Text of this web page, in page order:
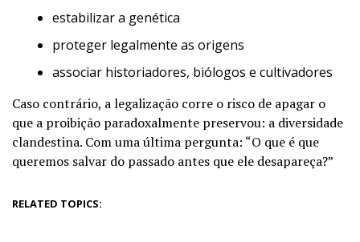
estabilizar a genética
proteger legalmente as origens
associar historiadores, biólogos e cultivadores
Caso contrário, a legalização corre o risco de apagar o
que a proibição paradoxalmente preservou: a diversidade
clandestina. Com uma última pergunta: “O que é que
queremos salvar do passado antes que ele desapareça?”
RELATED TOPICS: